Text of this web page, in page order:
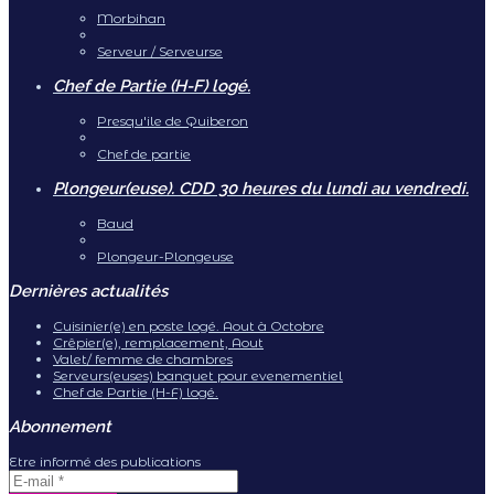
Morbihan
Serveur / Serveurse
Chef de Partie (H-F) logé.
Presqu'ile de Quiberon
Chef de partie
Plongeur(euse). CDD 30 heures du lundi au vendredi.
Baud
Plongeur-Plongeuse
Dernières actualités
Cuisinier(e) en poste logé. Aout à Octobre
Crêpier(e), remplacement, Aout
Valet/ femme de chambres
Serveurs(euses) banquet pour evenementiel
Chef de Partie (H-F) logé.
Abonnement
Etre informé des publications